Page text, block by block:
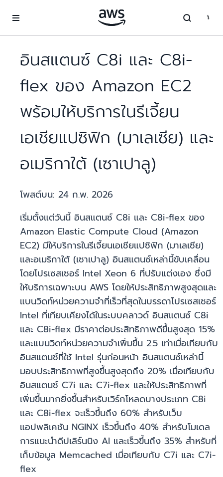
อินสแตนซ์ C8i และ C8i-
flex ของ Amazon EC2
พร้อมให้บริการในรีเจี้ยน
เอเชียแปซิฟิก (มาเลเซีย) และ
อเมริกาใต้ (เซาเปาลู)
โพสต์บน: 24 ก.พ. 2026
เริ่มตั้งแต่วันนี้ อินสแตนซ์ C8i และ C8i-flex ของ
Amazon Elastic Compute Cloud (Amazon
EC2) มีให้บริการในรีเจี้ยนเอเชียแปซิฟิก (มาเลเซีย)
และอเมริกาใต้ (เซาเปาลู) อินสแตนซ์เหล่านี้ขับเคลื่อน
โดยโปรเซสเซอร์ Intel Xeon 6 ที่ปรับแต่งเอง ซึ่งมี
ให้บริการเฉพาะบน AWS โดยให้ประสิทธิภาพสูงสุดและ
แบนวิดท์หน่วยความจำที่เร็วที่สุดในบรรดาโปรเซสเซอร์
Intel ที่เทียบเคียงได้ในระบบคลาวด์ อินสแตนซ์ C8i
และ C8i-flex มีราคาต่อประสิทธิภาพดีขึ้นสูงสุด 15%
และแบนวิดท์หน่วยความจำเพิ่มขึ้น 2.5 เท่าเมื่อเทียบกับ
อินสแตนซ์ที่ใช้ Intel รุ่นก่อนหน้า อินสแตนซ์เหล่านี้
มอบประสิทธิภาพที่สูงขึ้นสูงสุดถึง 20% เมื่อเทียบกับ
อินสแตนซ์ C7i และ C7i-flex และให้ประสิทธิภาพที่
เพิ่มขึ้นมากยิ่งขึ้นสำหรับเวิร์กโหลดบางประเภท C8i
และ C8i-flex จะเร็วขึ้นถึง 60% สำหรับเว็บ
แอปพลิเคชัน NGINX เร็วขึ้นถึง 40% สำหรับโมเดล
การแนะนำดีปเลิร์นนิง AI และเร็วขึ้นถึง 35% สำหรับที่
เก็บข้อมูล Memcached เมื่อเทียบกับ C7i และ C7i-
flex